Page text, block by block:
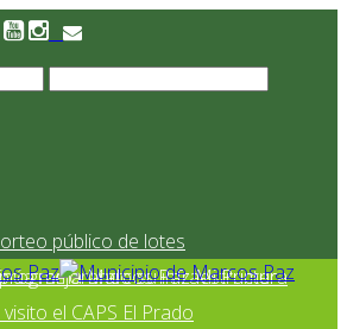
público de lotes
Marcos Paz Mi Primer
mejorando su infraestructura
el CAPS El Prado